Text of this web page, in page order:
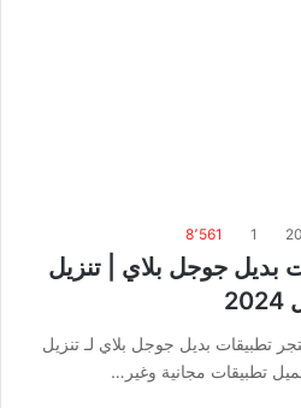
1 8٬561
بديل جوجل بلاي | تنزيل
المقال سنستعرض 17 متجر تطبيقات بديل جوجل بلاي لـ تنزيل
تطبيقات مجانية وغير…